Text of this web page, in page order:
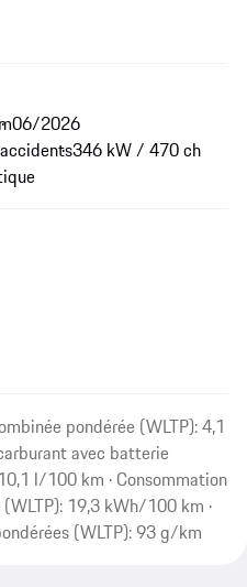
06/2026
346 kW / 470 ch
pondérée (WLTP): 4,1
avec batterie
l/100 km · Consommation
19,3 kWh/100 km ·
(WLTP): 93 g/km